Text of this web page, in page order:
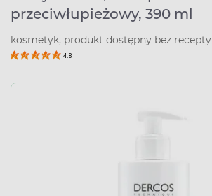
przeciwłupieżowy, 390 ml
kosmetyk, produkt dostępny bez recepty
4.8